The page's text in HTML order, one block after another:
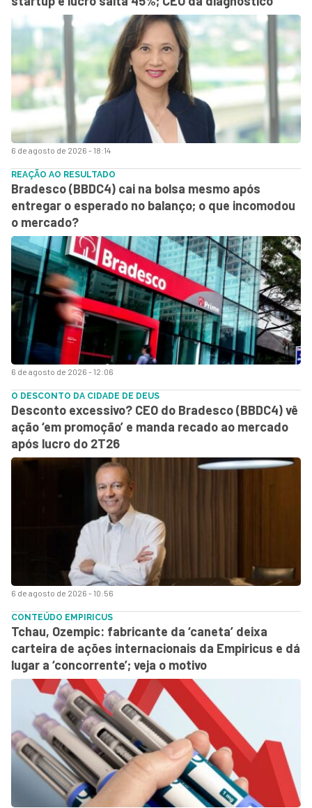
6 de agosto de 2026 - 18:14
6 de agosto de 2026 - 12:06
REAÇÃO AO RESULTADO
Bradesco (BBDC4) cai na bolsa mesmo após
entregar o esperado no balanço; o que incomodou
o mercado?
6 de agosto de 2026 - 10:56
O DESCONTO DA CIDADE DE DEUS
Desconto excessivo? CEO do Bradesco (BBDC4) vê
ação ‘em promoção’ e manda recado ao mercado
após lucro do 2T26
CONTEÚDO EMPIRICUS
Tchau, Ozempic: fabricante da ‘caneta’ deixa
carteira de ações internacionais da Empiricus e dá
lugar a ‘concorrente’; veja o motivo